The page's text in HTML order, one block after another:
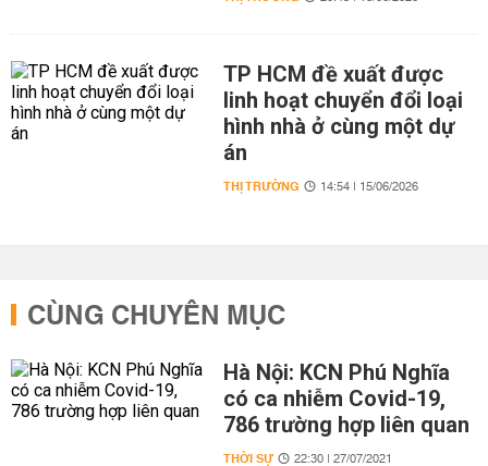
TP HCM đề xuất được
linh hoạt chuyển đổi loại
hình nhà ở cùng một dự
án
THỊ TRƯỜNG 14:54 | 15/06/2026
CÙNG CHUYÊN MỤC
Hà Nội: KCN Phú Nghĩa
có ca nhiễm Covid-19,
786 trường hợp liên quan
THỜI SỰ 22:30 | 27/07/2021